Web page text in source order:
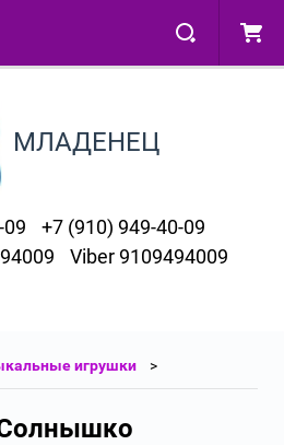
МЛАДЕНЕЦ
09
+7 (910) 949-40-09
Viber 9109494009
игрушки